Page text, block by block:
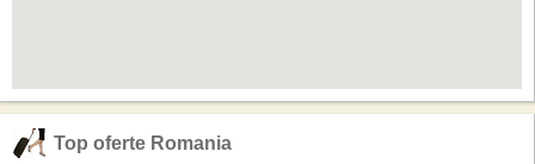
Top oferte Romania